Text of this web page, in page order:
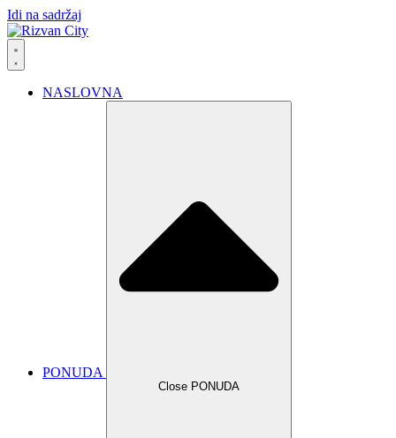
Idi na sadržaj
NASLOVNA
PONUDA
Close PONUDA